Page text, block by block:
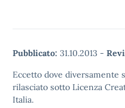
Pubblicato: 31.10.2013 -
Eccetto dove diversamente
rilasciato sotto Licenza
Italia.